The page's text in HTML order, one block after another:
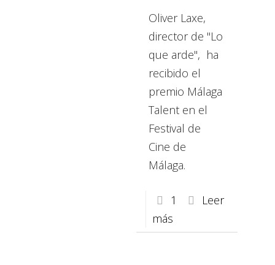
Oliver Laxe,
director de "Lo
que arde", ha
recibido el
premio Málaga
Talent en el
Festival de
Cine de
Málaga.
1
Leer
más